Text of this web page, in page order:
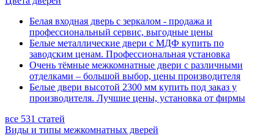
Белая входная дверь с зеркалом - продажа и
профессиональный сервис, выгодные цены
Белые металлические двери с МДФ купить по
заводским ценам. Профессиональная установка
Очень тёмные межкомнатные двери с различными
отделками – большой выбор, цены производителя
Белые двери высотой 2300 мм купить под заказ у
производителя. Лучшие цены, установка от фирмы
все 531 статей
Виды и типы межкомнатных дверей